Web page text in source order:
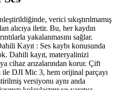
verici sıkıştırılmamış
alıcıya iletir. Bu, her kaydın
yakalanmasını sağlar.
Kayıt : Ses kaybı konusunda
Dahili kayıt, materyalinizi
cihaz arızalarından korur. Çift
DJI Mic 3, hem orijinal parçayı
versiyonu aynı anda